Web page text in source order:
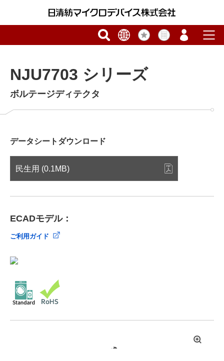
NJU7703 シリーズ
ボルテージディテクタ
データシートダウンロード
民生用 (0.1MB)
ECADモデル：
ご利用ガイド
拡